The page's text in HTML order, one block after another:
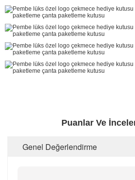
Puanlar Ve
Genel Değerlendirme